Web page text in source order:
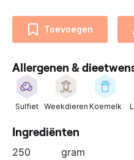
e
Toevoegen
Allergenen &
Sulfiet Weekdieren Koemelk
Ingrediënten
250 gram